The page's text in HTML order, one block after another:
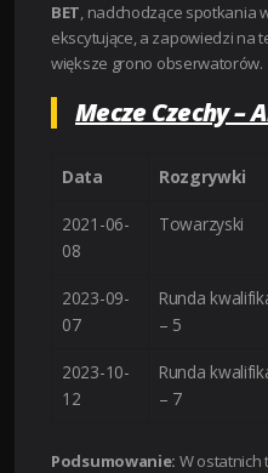
BET, nadchodzące spotkania
ekscytujące, a zapowiedzi na
większe grono obserwatorów.
Mecze Czechy –
Data Rozgrywki
2021-06-
08
Towarzyski
2023-09-
07
Runda
– 5
2023-10-
12
Runda
– 7
Podsumowanie: W ostatnich